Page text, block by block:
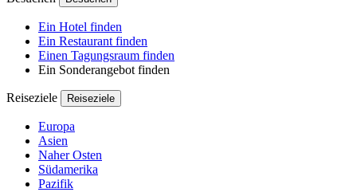
Ein Hotel finden
Ein Restaurant finden
Einen Tagungsraum finden
Ein Sonderangebot finden
Reiseziele Reiseziele
Europa
Asien
Naher Osten
Südamerika
Pazifik